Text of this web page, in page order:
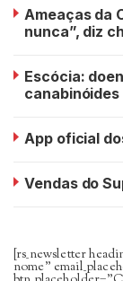
Ameaças da
nunca”, diz
Escócia:
App oficial
Vendas do
[rs_newsletter
nome”